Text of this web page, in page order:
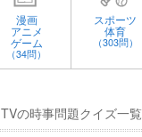
漫画
アニメ
ゲーム
（34問）
スポーツ
体育
（303問）
TVの時事問題クイズ一覧